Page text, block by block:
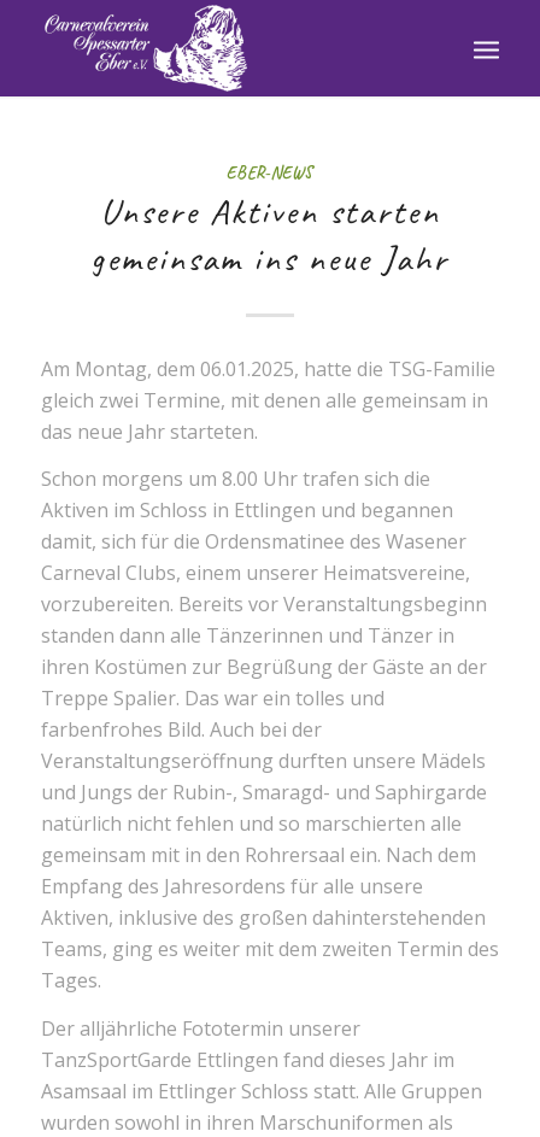
EBER-NEWS
Unsere Aktiven starten
gemeinsam ins neue Jahr
Am Montag, dem 06.01.2025, hatte die TSG-Familie
gleich zwei Termine, mit denen alle gemeinsam in
das neue Jahr starteten.
Schon morgens um 8.00 Uhr trafen sich die
Aktiven im Schloss in Ettlingen und begannen
damit, sich für die Ordensmatinee des Wasener
Carneval Clubs, einem unserer Heimatsvereine,
vorzubereiten. Bereits vor Veranstaltungsbeginn
standen dann alle Tänzerinnen und Tänzer in
ihren Kostümen zur Begrüßung der Gäste an der
Treppe Spalier. Das war ein tolles und
farbenfrohes Bild. Auch bei der
Veranstaltungseröffnung durften unsere Mädels
und Jungs der Rubin-, Smaragd- und Saphirgarde
natürlich nicht fehlen und so marschierten alle
gemeinsam mit in den Rohrersaal ein. Nach dem
Empfang des Jahresordens für alle unsere
Aktiven, inklusive des großen dahinterstehenden
Teams, ging es weiter mit dem zweiten Termin des
Tages.
Der alljährliche Fototermin unserer
TanzSportGarde Ettlingen fand dieses Jahr im
Asamsaal im Ettlinger Schloss statt. Alle Gruppen
wurden sowohl in ihren Marschuniformen als